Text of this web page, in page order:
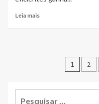
Leia mais
1 2